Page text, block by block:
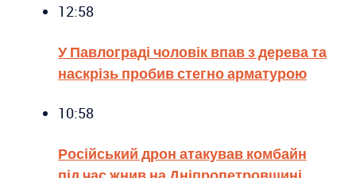
12:58
У Павлограді чоловік впав з дерева та
наскрізь пробив стегно арматурою
10:58
Російський дрон атакував комбайн